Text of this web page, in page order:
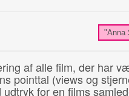
af alle film, der har
pointtal (views og
for en films